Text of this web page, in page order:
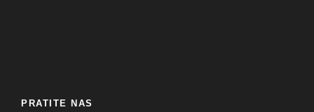
PRATITE NAS